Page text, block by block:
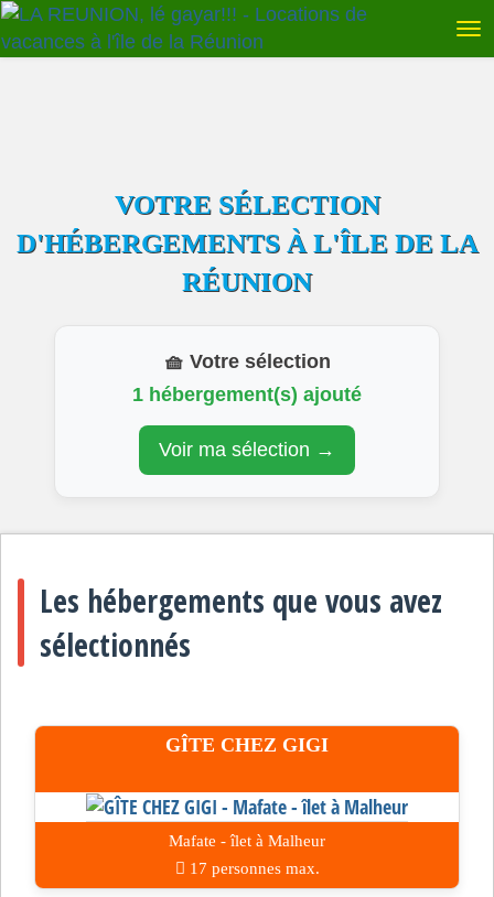
VOTRE SÉLECTION
D'HÉBERGEMENTS À L'ÎLE DE LA
RÉUNION
🧺 Votre sélection
1 hébergement(s) ajouté
Voir ma sélection →
Les hébergements que vous avez
sélectionnés
GÎTE CHEZ GIGI
Mafate - îlet à Malheur
17 personnes max.